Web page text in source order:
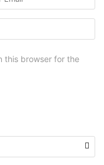
this browser for the